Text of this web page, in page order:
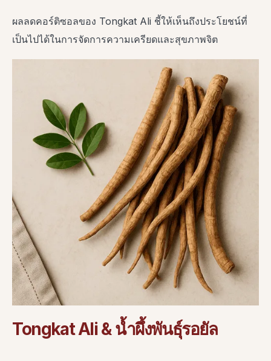
ผลลดคอร์ติซอลของ Tongkat Ali ชี้ให้เห็นถึงประโยชน์ที่
เป็นไปได้ในการจัดการความเครียดและสุขภาพจิต
Tongkat Ali & น้ำผึ้งพันธุ์รอยัล